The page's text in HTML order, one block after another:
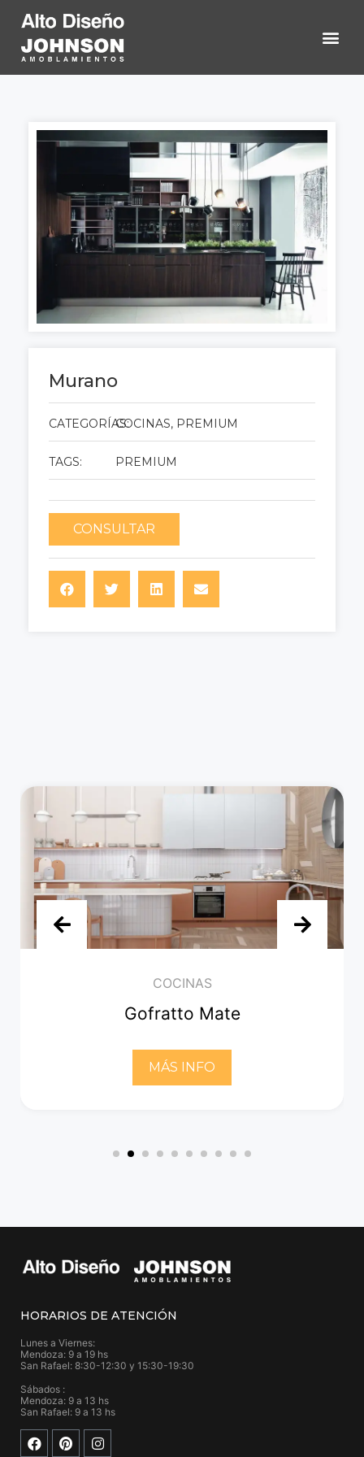
Murano
CATEGORÍAS:COCINAS, PREMIUM
TAGS: PREMIUM
CONSULTAR
COCINAS
Gofratto Mate
MÁS INFO
HORARIOS DE ATENCIÓN
Lunes a Viernes:
Mendoza: 9 a 19 hs
San Rafael: 8:30-12:30 y 15:30-19:30
Sábados :
Mendoza: 9 a 13 hs
San Rafael: 9 a 13 hs